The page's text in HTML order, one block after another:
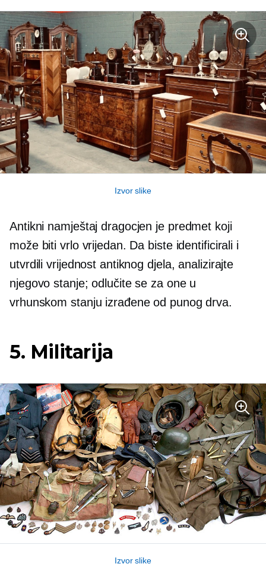
Izvor slike
Antikni namještaj dragocjen je predmet koji
može biti vrlo vrijedan. Da biste identificirali i
utvrdili vrijednost antiknog djela, analizirajte
njegovo stanje; odlučite se za one u
vrhunskom stanju izrađene od punog drva.
5. Militarija
Izvor slike